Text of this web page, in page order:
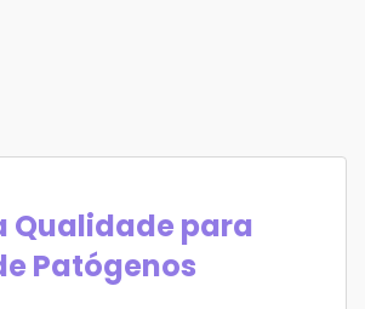
Qualidade para
Patógenos